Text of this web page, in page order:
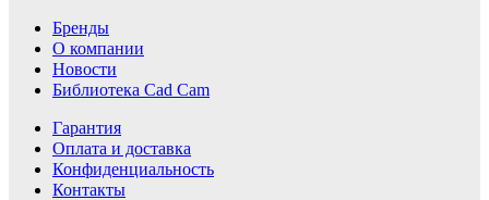
Бренды
О компании
Новости
Библиотека Cad Cam
Гарантия
Оплата и доставка
Конфиденциальность
Контакты